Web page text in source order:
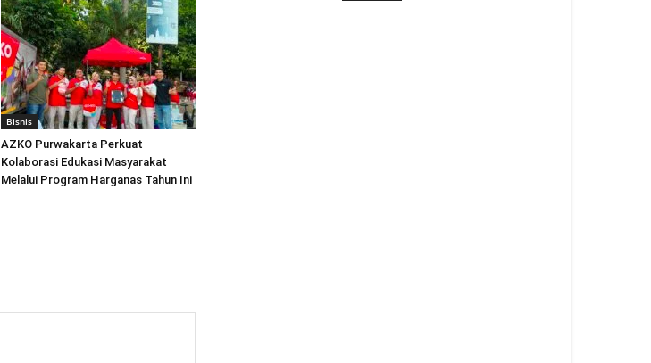
Bisnis
AZKO Purwakarta Perkuat
Kolaborasi Edukasi Masyarakat
Melalui Program Harganas Tahun Ini